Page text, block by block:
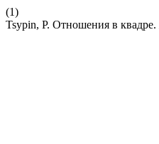
(1)
Tsypin, P. Отношения в квадре.